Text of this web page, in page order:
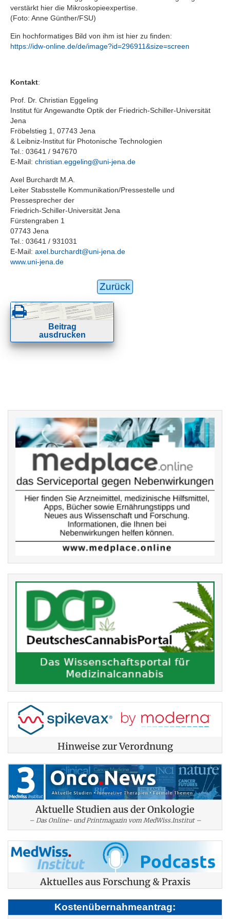
verstärkt hier die Mikroskopieexpertise.
(Foto: Anne Günther/FSU)
Ein hochformatiges Bild von ihm ist hier zu finden:
https://idw-online.de/de/image?id=296911&size=screen
Kontakt:
Prof. Dr. Christian Eggeling
Institut für Angewandte Optik der Friedrich-Schiller-Universität
Jena
Fröbelstieg 1, 07743 Jena
& Leibniz-Institut für Photonische Technologien
Tel.: 03641 / 947670
E-Mail: christian.eggeling@uni-jena.de
Axel Burchardt M.A.
Leiter Stabsstelle Kommunikation/Pressestelle und
Pressesprecher der
Friedrich-Schiller-Universität Jena
Fürstengraben 1
07743 Jena
Tel.: 03641 / 931031
E-Mail: axel.burchardt@uni-jena.de
www.uni-jena.de
Zurück
Beitrag
ausdrucken
Hinweise zur Verordnung
Aktuelle Studien aus der Onkologie
– Das Online- und Printmagazin vom MedWiss.Institut –
Aktuelles aus Forschung & Praxis
Kostenübernahmeantrag: